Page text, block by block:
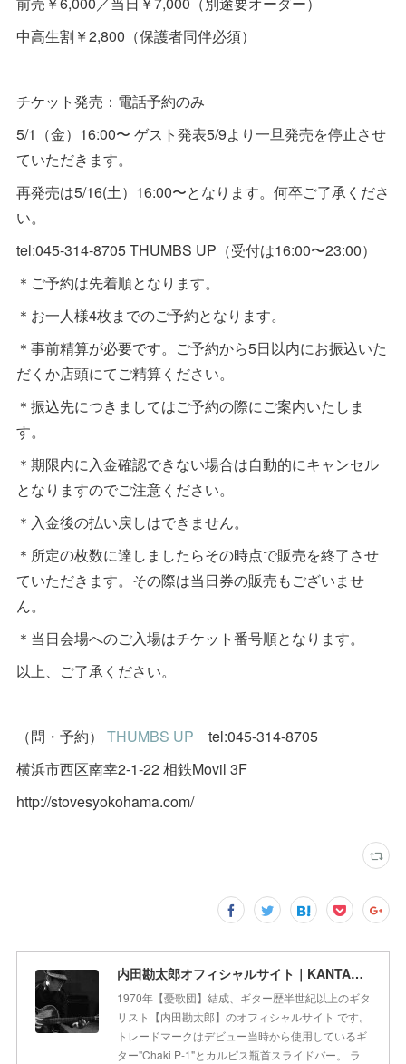
中高生割￥2,800（保護者同伴必須）
チケット発売：電話予約のみ
5/1（金）16:00〜 ゲスト発表5/9より一旦発売を停止させ
ていただきます。
再発売は5/16(土）16:00〜となります。何卒ご了承くださ
い。
tel:045-314-8705 THUMBS UP（受付は16:00〜23:00）
＊ご予約は先着順となります。
＊お一人様4枚までのご予約となります。
＊事前精算が必要です。ご予約から5日以内にお振込いた
だくか店頭にてご精算ください。
＊振込先につきましてはご予約の際にご案内いたしま
す。
＊期限内に入金確認できない場合は自動的にキャンセル
となりますのでご注意ください。
＊入金後の払い戻しはできません。
＊所定の枚数に達しましたらその時点で販売を終了させ
ていただきます。その際は当日券の販売もございませ
ん。
＊当日会場へのご入場はチケット番号順となります。
以上、ご了承ください。
（問・予約） THUMBS UP tel:045-314-8705
横浜市西区南幸2-1-22 相鉄Movil 3F
http://stovesyokohama.com/
内田勘太郎オフィシャルサイト｜KANTARO UCHIDA Official Web Site
1970年【憂歌団】結成、ギター歴半世紀以上のギタ
リスト【内田勘太郎】のオフィシャルサイト です。
トレードマークはデビュー当時から使用しているギ
ター"Chaki P-1"とカルピス瓶首スライドバー。 ラ